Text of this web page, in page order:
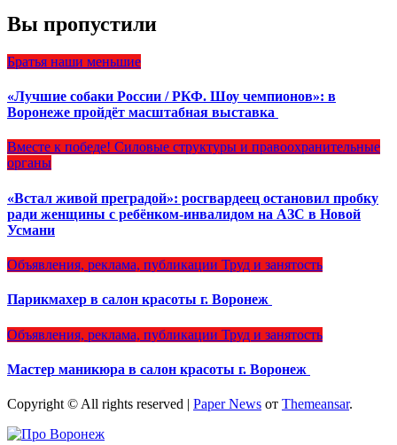
Вы пропустили
Братья наши меньшие
«Лучшие собаки России / РКФ. Шоу чемпионов»: в
Воронеже пройдёт масштабная выставка
Вместе к победе! Силовые структуры и правоохранительные
органы
«Встал живой преградой»: росгвардеец остановил пробку
ради женщины с ребёнком-инвалидом на АЗС в Новой
Усмани
Объявления, реклама, публикации Труд и занятость
Парикмахер в салон красоты г. Воронеж
Объявления, реклама, публикации Труд и занятость
Мастер маникюра в салон красоты г. Воронеж
Copyright © All rights reserved | Paper News от Themeansar.